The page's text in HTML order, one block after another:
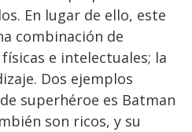
En lugar de ello, este
combinación de
e intelectuales; la
Dos ejemplos
superhéroe es Batman
son ricos, y su